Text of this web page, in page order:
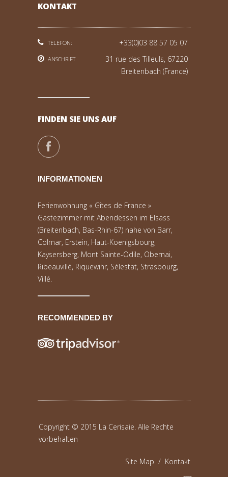
KONTAKT
TELEFON: +33(0)03 88 57 05 07
ANSCHRIFT
31 rue des Tilleuls, 67220
Breitenbach (France)
FINDEN SIE UNS AUF
INFORMATIONEN
Ferienwohnung « Gîtes de France »
Gästezimmer mit Abendessen im Elsass
(Breitenbach, Bas-Rhin-67) nahe von Barr,
Colmar, Erstein, Haut-Koenigsbourg,
Kaysersberg, Mont Sainte-Odile, Obernai,
Ribeauvillé, Riquewihr, Sélestat, Strasbourg,
Villé.
RECOMMENDED BY
Copyright © 2015 La Cerisaie. Alle Rechte
vorbehalten
Site Map / Kontakt